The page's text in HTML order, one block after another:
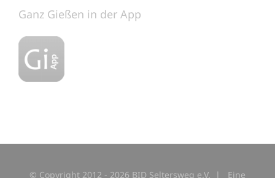
Ganz Gießen in der App
© Copyright 2012 - 2026 BID Seltersweg e.V. | Eine